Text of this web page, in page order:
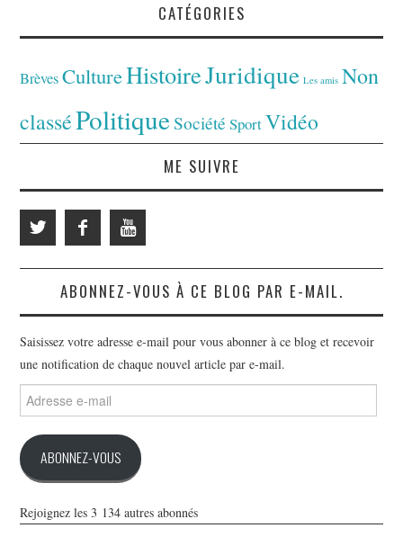
CATÉGORIES
Brèves CultureHistoireJuridique Les amis Non
classéPolitiqueSociété SportVidéo
ME SUIVRE
ABONNEZ-VOUS À CE BLOG PAR E-MAIL.
Saisissez votre adresse e-mail pour vous abonner à ce blog et recevoir
une notification de chaque nouvel article par e-mail.
Adresse
e-
ABONNEZ-VOUS
Rejoignez les 3 134 autres abonnés